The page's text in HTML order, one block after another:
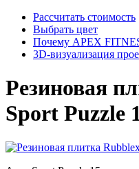
Рассчитать стоимость
Выбрать цвет
Почему APEX
3D-визуализация
Резиновая
Sport Puzzle